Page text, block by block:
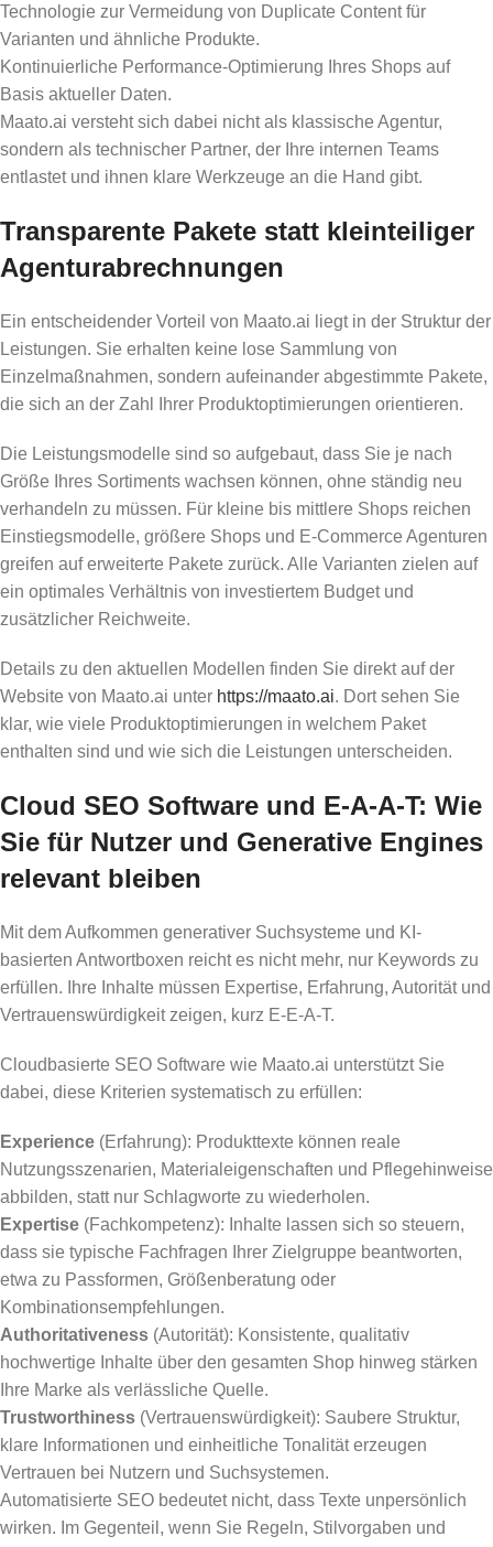
Technologie zur Vermeidung von Duplicate Content für
Varianten und ähnliche Produkte.
Kontinuierliche Performance-Optimierung Ihres Shops auf
Basis aktueller Daten.
Maato.ai versteht sich dabei nicht als klassische Agentur,
sondern als technischer Partner, der Ihre internen Teams
entlastet und ihnen klare Werkzeuge an die Hand gibt.
Transparente Pakete statt kleinteiliger
Agenturabrechnungen
Ein entscheidender Vorteil von Maato.ai liegt in der Struktur der
Leistungen. Sie erhalten keine lose Sammlung von
Einzelmaßnahmen, sondern aufeinander abgestimmte Pakete,
die sich an der Zahl Ihrer Produktoptimierungen orientieren.
Die Leistungsmodelle sind so aufgebaut, dass Sie je nach
Größe Ihres Sortiments wachsen können, ohne ständig neu
verhandeln zu müssen. Für kleine bis mittlere Shops reichen
Einstiegsmodelle, größere Shops und E‑Commerce Agenturen
greifen auf erweiterte Pakete zurück. Alle Varianten zielen auf
ein optimales Verhältnis von investiertem Budget und
zusätzlicher Reichweite.
Details zu den aktuellen Modellen finden Sie direkt auf der
Website von Maato.ai unter https://maato.ai. Dort sehen Sie
klar, wie viele Produktoptimierungen in welchem Paket
enthalten sind und wie sich die Leistungen unterscheiden.
Cloud SEO Software und E‑A‑A‑T: Wie
Sie für Nutzer und Generative Engines
relevant bleiben
Mit dem Aufkommen generativer Suchsysteme und KI-
basierten Antwortboxen reicht es nicht mehr, nur Keywords zu
erfüllen. Ihre Inhalte müssen Expertise, Erfahrung, Autorität und
Vertrauenswürdigkeit zeigen, kurz E‑E‑A‑T.
Cloudbasierte SEO Software wie Maato.ai unterstützt Sie
dabei, diese Kriterien systematisch zu erfüllen:
Experience (Erfahrung): Produkttexte können reale
Nutzungsszenarien, Materialeigenschaften und Pflegehinweise
abbilden, statt nur Schlagworte zu wiederholen.
Expertise (Fachkompetenz): Inhalte lassen sich so steuern,
dass sie typische Fachfragen Ihrer Zielgruppe beantworten,
etwa zu Passformen, Größenberatung oder
Kombinationsempfehlungen.
Authoritativeness (Autorität): Konsistente, qualitativ
hochwertige Inhalte über den gesamten Shop hinweg stärken
Ihre Marke als verlässliche Quelle.
Trustworthiness (Vertrauenswürdigkeit): Saubere Struktur,
klare Informationen und einheitliche Tonalität erzeugen
Vertrauen bei Nutzern und Suchsystemen.
Automatisierte SEO bedeutet nicht, dass Texte unpersönlich
wirken. Im Gegenteil, wenn Sie Regeln, Stilvorgaben und